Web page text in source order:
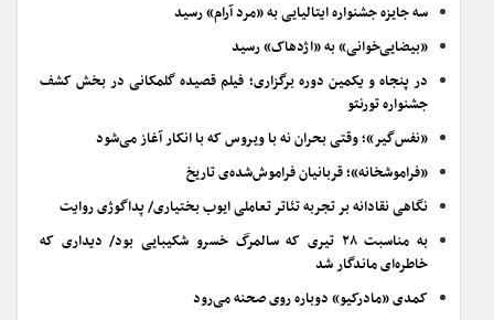
سه جایزه جشنواره ایتالیایی به «مرد آرام» رسید
«بیضایی‌خوانی» به «اژدهاک» رسید
در پنجاه و یکمین دوره برگزاری؛ فیلم قصیده گلمکانی در بخش کشف
جشنواره تورنتو
«نفس‌گیر»؛ وقتی بحران نه با ویروس که با انکار آغاز می‌شود
«فراموشخانه»؛ قربانیان فراموش‌شده‌ی تاریخ
نگاهی نقادانه بر تجربه تئاتر تعاملی ایوب بختیاری/ پداگوژی روایت
به مناسبت ۲۸ تیری که سالمرگ خسرو شکیبایی بود/ دیداری که
خاطره‌ای ماندگار شد
کمدی «مادرکیو» دوباره روی صحنه می‌رود